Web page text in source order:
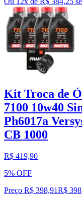
Kit Troca de
7100 10w40
Ph6017a
CB 1000
R$ 419,90
5% OFF
Preço R$ 398,91R$ 398